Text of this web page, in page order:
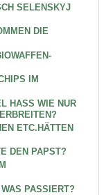
SELENSKYJ
DIE
IM
HASS WIE NUR
ETC.HÄTTEN
DEN PAPST?
PASSIERT?